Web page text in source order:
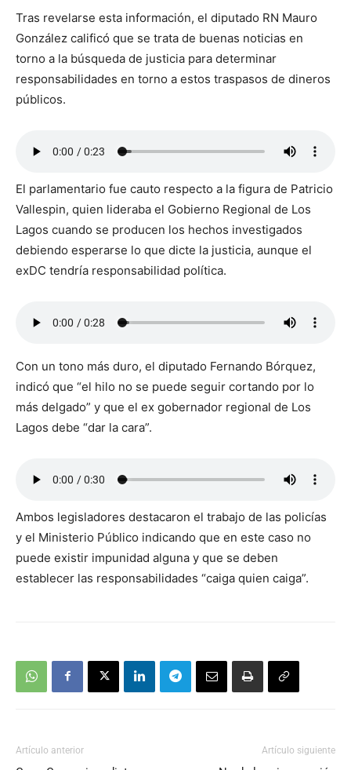
Tras revelarse esta información, el diputado RN Mauro
González calificó que se trata de buenas noticias en
torno a la búsqueda de justicia para determinar
responsabilidades en torno a estos traspasos de dineros
públicos.
El parlamentario fue cauto respecto a la figura de Patricio
Vallespin, quien lideraba el Gobierno Regional de Los
Lagos cuando se producen los hechos investigados
debiendo esperarse lo que dicte la justicia, aunque el
exDC tendría responsabilidad política.
Con un tono más duro, el diputado Fernando Bórquez,
indicó que “el hilo no se puede seguir cortando por lo
más delgado” y que el ex gobernador regional de Los
Lagos debe “dar la cara”.
Ambos legisladores destacaron el trabajo de las policías
y el Ministerio Público indicando que en este caso no
puede existir impunidad alguna y que se deben
establecer las responsabilidades “caiga quien caiga”.
Artículo anterior Artículo siguiente